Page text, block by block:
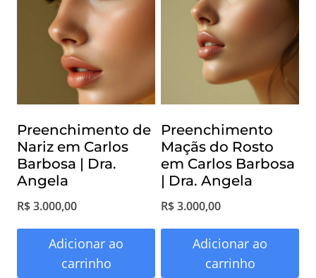
Preenchimento de
Nariz em Carlos
Barbosa | Dra.
Angela
R$3.000,00
Adicionar ao
carrinho
Preenchimento
Maçãs do Rosto
em Carlos Barbosa
| Dra. Angela
R$3.000,00
Adicionar ao
carrinho